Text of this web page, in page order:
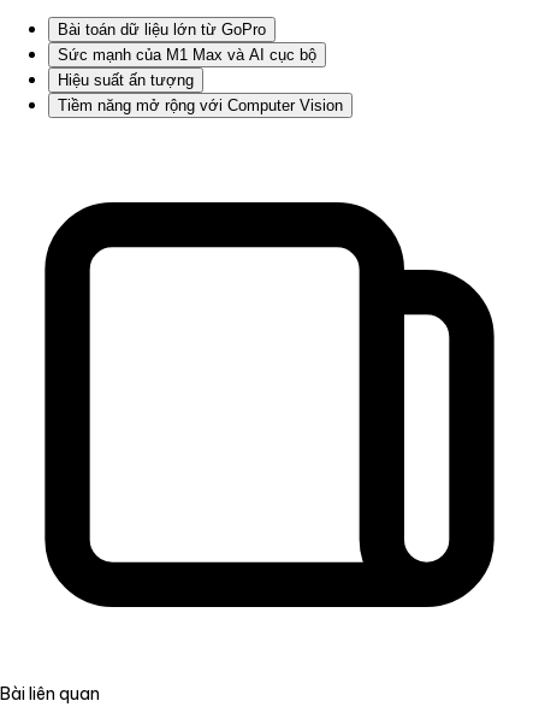
Bài toán dữ liệu lớn từ GoPro
Sức mạnh của M1 Max và AI cục bộ
Hiệu suất ấn tượng
Tiềm năng mở rộng với Computer Vision
Bài liên quan